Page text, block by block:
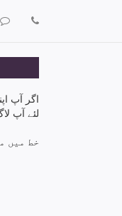
اگر آپ
لئے آپ
خط میں